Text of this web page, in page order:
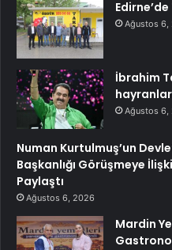
Ağustos 6,
İbrahim
Ağustos 6,
Numan Kurtulmuş’un
Başkanlığı Görüşmeye
Paylaştı
Ağustos 6, 2026
Mardin